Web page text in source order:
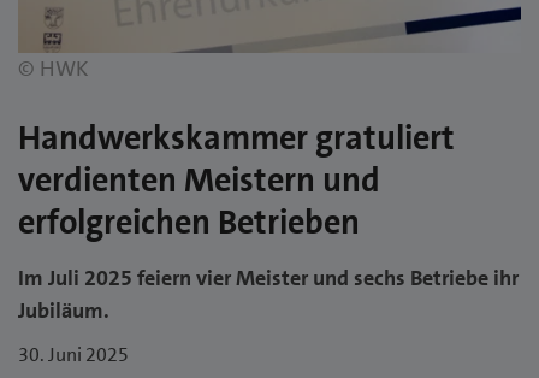
© HWK
Handwerkskammer gratuliert
verdienten Meistern und
erfolgreichen Betrieben
Im Juli 2025 feiern vier Meister und sechs Betriebe ihr
Jubiläum.
30. Juni 2025